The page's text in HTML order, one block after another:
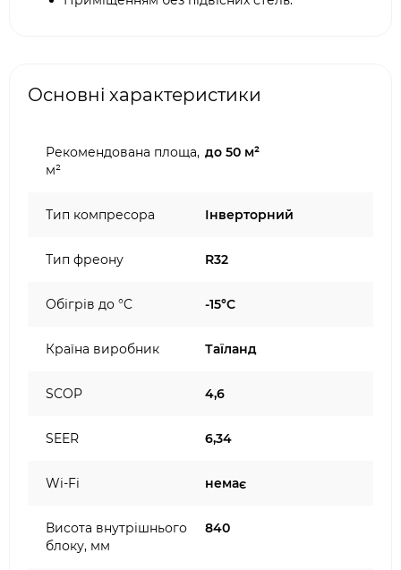
Основні характеристики
Рекомендована площа,
м²
до 50 м²
Тип компресора Інверторний
Тип фреону R32
Обігрів до °C -15°C
Країна виробник Таїланд
SCOP 4,6
SEER 6,34
Wi-Fi немає
Висота внутрішнього
блоку, мм
840